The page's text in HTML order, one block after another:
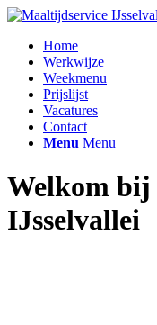
Home
Werkwijze
Weekmenu
Prijslijst
Vacatures
Contact
Menu Menu
Welkom bij
IJsselvallei